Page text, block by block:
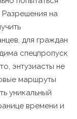
на
для граждан
спецпропуск
энтузиасты не
маршруты
уникальный
времени и